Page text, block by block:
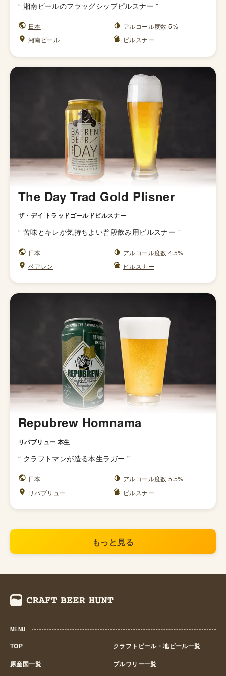
“ 湘南ビールのフラッグシップピルスナー ”
日本
アルコール度数 5%
湘南ビール
ピルスナー
The Day Trad Gold Plisner
ザ・デイ トラッドゴールドピルスナー
“ 苦味とキレが気持ちよい普段飲み用ピルスナー ”
日本
アルコール度数 4.5%
ベアレン
ピルスナー
Repubrew Homnama
リパブリュー 本生
“ クラフトマンが造る本生ラガー ”
日本
アルコール度数 5.5%
リパブリュー
ピルスナー
もっと見る
MENU
TOP
クラフトビール・地ビール一覧
原産国一覧
ブルワリー一覧